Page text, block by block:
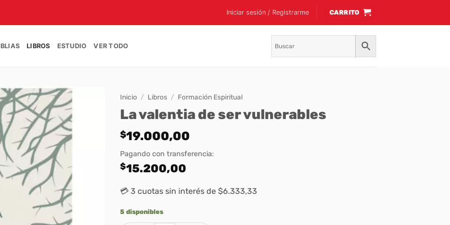
Iniciar sesión / Registrarme CARRITO
LIBROS ESTUDIO VER TODO
Inicio / Libros / Formación Espiritual
La valentia de ser vulnerables
$19.000,00
Pagando con transferencia:
$15.200,00
💳 3 cuotas sin interés de $6.333,33
5 disponibles